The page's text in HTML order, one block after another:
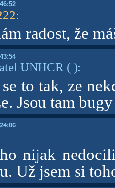
:
radost, že
UNHCR ( ):
to tak, ze
Jsou tam
nijak
Už jsem si